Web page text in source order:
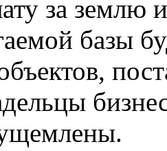
за землю
базы